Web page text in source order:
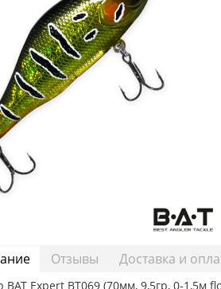
Отзывы Доставка и
BAT Expert BT069 (70мм, 9,5гр, 0-1,5м